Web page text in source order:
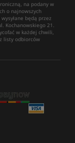
na podany w
o najnowszych
będą przez
Kochanowskiego 21.
w każdej chwili,
listy odbiorców